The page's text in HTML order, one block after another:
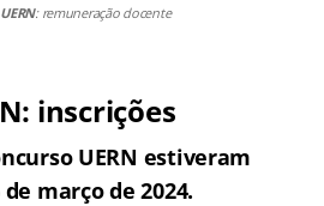
: remuneração docente
inscrições
UERN estiveram
março de 2024.